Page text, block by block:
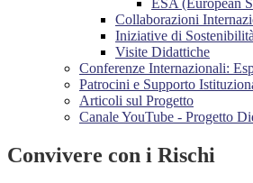
ESA (European
Collaborazioni
Iniziative di
Visite Didattiche
Conferenze Internazionali:
Patrocini e Supporto
Articoli sul Progetto
Canale YouTube - Progetto
Convivere con i Rischi